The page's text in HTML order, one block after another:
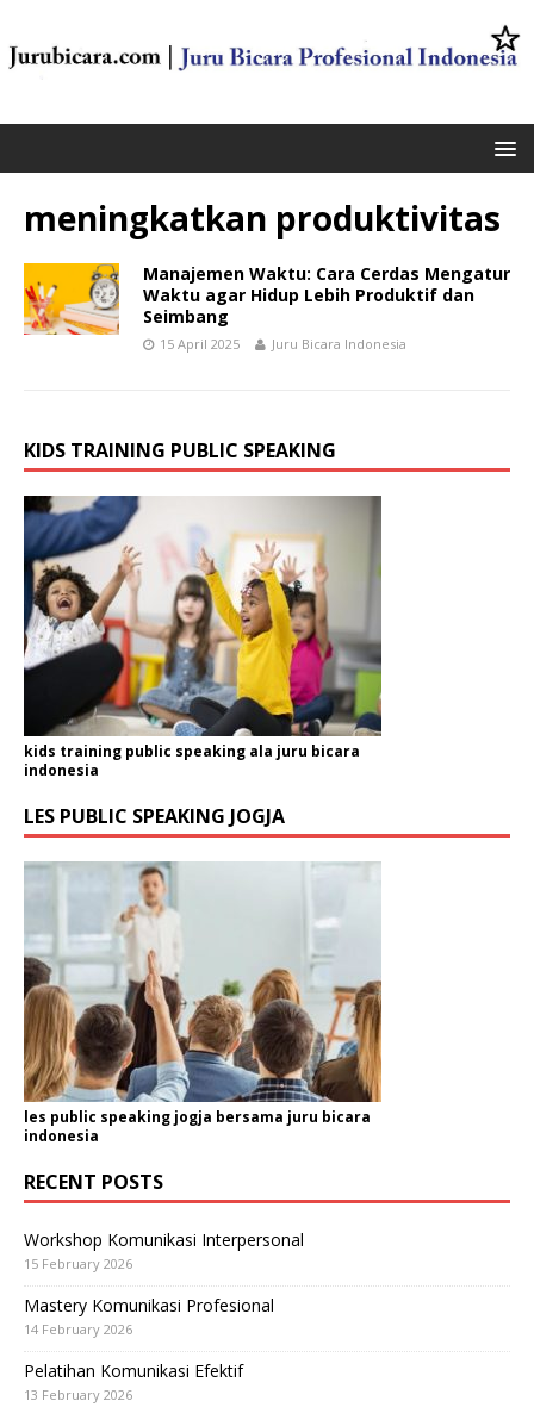
meningkatkan produktivitas
Manajemen Waktu: Cara Cerdas Mengatur
Waktu agar Hidup Lebih Produktif dan
Seimbang
15 April 2025 Juru Bicara Indonesia
KIDS TRAINING PUBLIC SPEAKING
kids training public speaking ala juru bicara
indonesia
LES PUBLIC SPEAKING JOGJA
les public speaking jogja bersama juru bicara
indonesia
RECENT POSTS
Workshop Komunikasi Interpersonal
15 February 2026
Mastery Komunikasi Profesional
14 February 2026
Pelatihan Komunikasi Efektif
13 February 2026